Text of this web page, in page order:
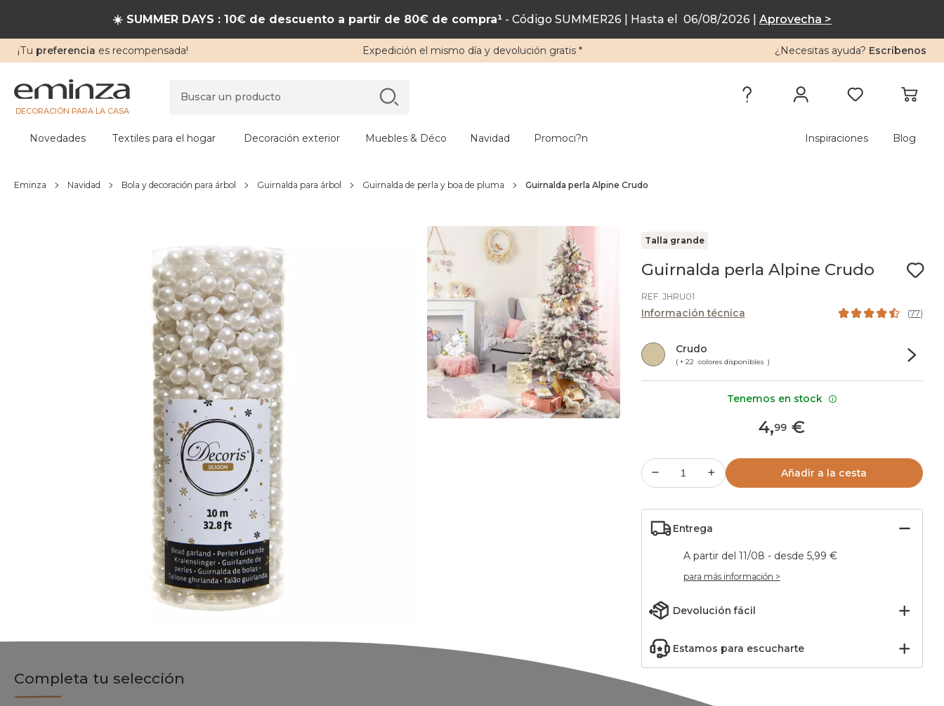
☀️ SUMMER DAYS : 10€ de descuento a partir de 80€ de compra¹ - Código SUMMER26 | Hasta el 06/08/2026 | Aprovecha >
¡Tu preferencia es recompensada! Expedición el mismo día y devolución gratis* ¿Necesitas ayuda? Escríbenos
DECORACIÓN PARA LA CASA
Novedades Textiles para el hogar Decoración exterior Muebles & Déco Navidad Promoci?n Inspiraciones Blog
Eminza Navidad Bola y decoración para árbol Guirnalda para árbol Guirnalda de perla y boa de pluma Guirnalda perla Alpine Crudo
Talla grande
Guirnalda perla Alpine Crudo
REF. JHRU01
Información técnica (77)
Crudo
( + 22 colores disponibles )
4,99 €
Añadir a la cesta
Entrega
A partir del 11/08 - desde 5,99 €
para más información >
Devolución fácil
Estamos para escucharte
Completa tu selección